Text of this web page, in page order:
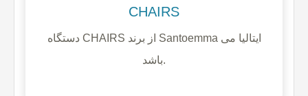
CHAIRS
دستگاه CHAIRS از برند Santoemma ایتالیا می
باشد.